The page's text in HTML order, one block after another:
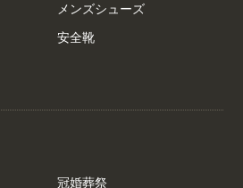
メンズシューズ
安全靴
冠婚葬祭